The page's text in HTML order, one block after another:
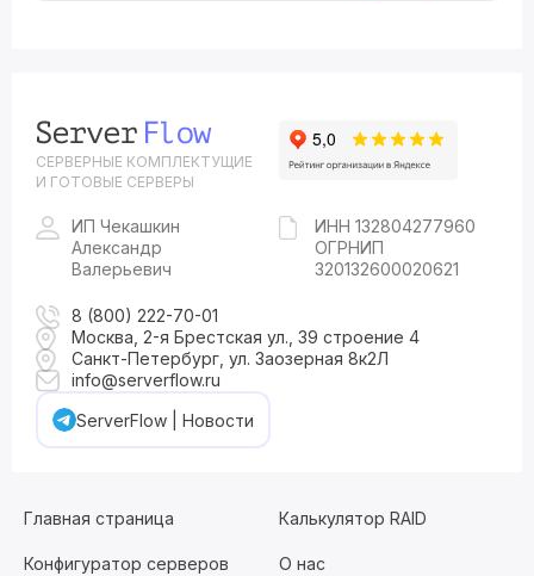
СЕРВЕРНЫЕ КОМПЛЕКТУЩИЕ
И ГОТОВЫЕ СЕРВЕРЫ
ИП Чекашкин
Александр
Валерьевич
ИНН 132804277960
ОГРНИП
320132600020621
8 (800) 222-70-01
Москва, 2-я Брестская ул., 39 строение 4
Санкт-Петербург, ул. Заозерная 8к2Л
info@serverflow.ru
ServerFlow | Новости
Главная страница Калькулятор RAID
Конфигуратор серверов О нас